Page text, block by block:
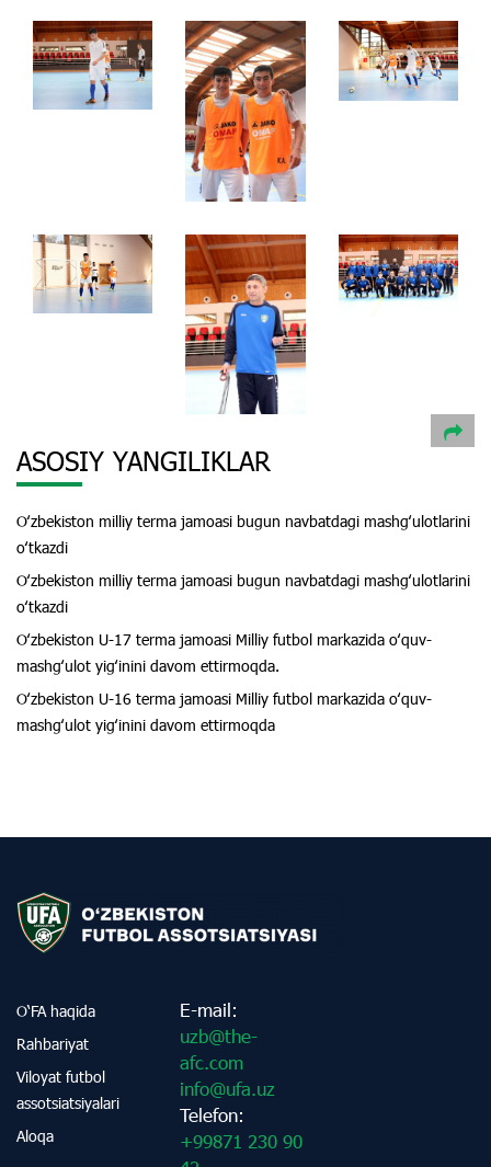
ASOSIY YANGILIKLAR
Oʻzbekiston milliy terma jamoasi bugun navbatdagi mashgʻulotlarini
oʻtkazdi
Oʻzbekiston milliy terma jamoasi bugun navbatdagi mashgʻulotlarini
oʻtkazdi
Oʻzbekiston U-17 terma jamoasi Milliy futbol markazida oʻquv-
mashgʻulot yigʻinini davom ettirmoqda.
Oʻzbekiston U-16 terma jamoasi Milliy futbol markazida oʻquv-
mashgʻulot yigʻinini davom ettirmoqda
O‘FA haqida
Rahbariyat
Viloyat futbol
assotsiatsiyalari
Aloqa
E-mail:
uzb@the-
afc.com
info@ufa.uz
Telefon:
+99871 230 90